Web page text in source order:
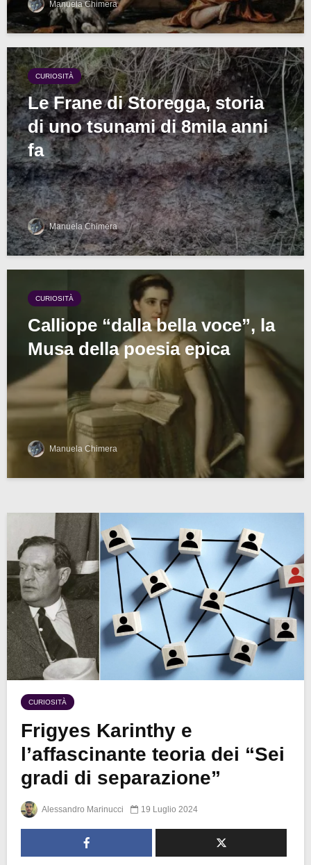
Manuela Chimera
CURIOSITÀ
Le Frane di Storegga, storia
di uno tsunami di 8mila anni
fa
Manuela Chimera
CURIOSITÀ
Calliope “dalla bella voce”, la
Musa della poesia epica
Manuela Chimera
CURIOSITÀ
Frigyes Karinthy e
l’affascinante teoria dei “Sei
gradi di separazione”
Alessandro Marinucci 19 Luglio 2024